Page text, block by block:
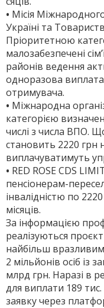
• Місія
Україні та
Пріоритетною
малозабезпечені
районів ведення
одноразова
отримувача.
• Міжнародна
категорією
числі з числа ВПО.
становить 2220 грн
виплачуватимуть
• RED ROSE CDS
пенсіонерам-­
інвалідністю по
місяців.
За інформацією
реалізуються
найбільш
2 мільйонів осіб із
млрд грн. Наразі в
для виплати 189
заявку через